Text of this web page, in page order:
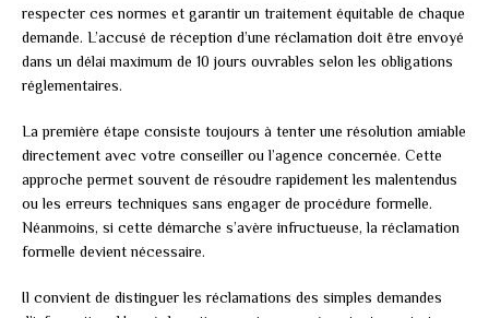
respecter ces normes et garantir un traitement équitable de chaque
demande. L’accusé de réception d’une réclamation doit être envoyé
dans un délai maximum de 10 jours ouvrables selon les obligations
réglementaires.
La première étape consiste toujours à tenter une résolution amiable
directement avec votre conseiller ou l’agence concernée. Cette
approche permet souvent de résoudre rapidement les malentendus
ou les erreurs techniques sans engager de procédure formelle.
Néanmoins, si cette démarche s’avère infructueuse, la réclamation
formelle devient nécessaire.
Il convient de distinguer les réclamations des simples demandes